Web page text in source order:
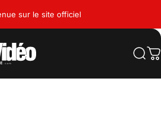
sur le site officiel